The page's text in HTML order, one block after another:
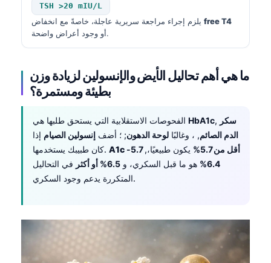
TSH >20 mIU/L
free T4
أو وجود أعراض واضحة.
ما هي أهم تحاليل الأيض والإنسولين لزيادة وزن
بطيئة ومستمرة؟
HbA1c, سكر
الدم الصائم, ، وغالبًا لوحة الدهون; ؛ أضف إنسولين الصيام إذا
كان طبيبك يستخدمها. A1c أقل من 5.7% يكون طبيعيًا،,
5.7-
6.4%
هو ما قبل السكري، و 6.5% أو أكثر
في التحاليل
المتكررة يدعم وجود السكري.